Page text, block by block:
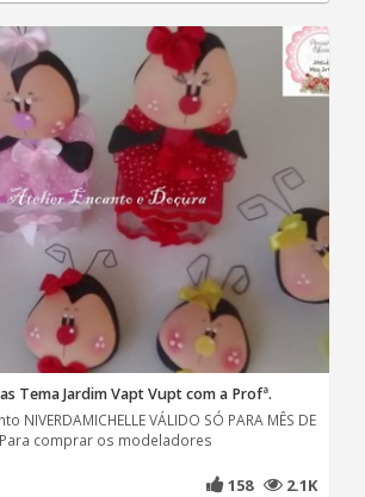
Tema Jardim Vapt Vupt com a Profª.
NIVERDAMICHELLE VÁLIDO SÓ PARA MÊS DE
Para comprar os modeladores
158 2.1K